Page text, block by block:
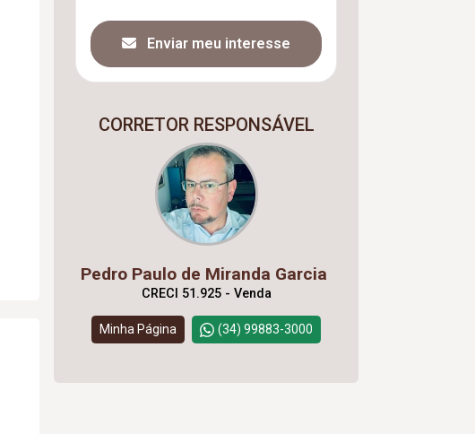
Enviar meu interesse
CORRETOR RESPONSÁVEL
Pedro Paulo de Miranda Garcia
CRECI 51.925 - Venda
Minha Página (34) 99883-3000